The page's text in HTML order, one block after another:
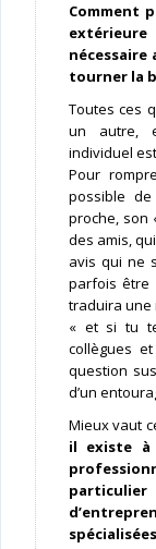
Comment
tourner la
Toutes ces
un autre,
individuel
Pour
possible
proche, son
des amis,
avis qui ne
parfois être
traduira une
« et si tu
collègues
question
d’un
Mieux vaut
il existe à